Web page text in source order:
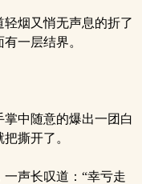
烟又悄无声息的折了
一层结界。
中随意的爆出一团白
撕开了。
声长叹道：“幸亏走